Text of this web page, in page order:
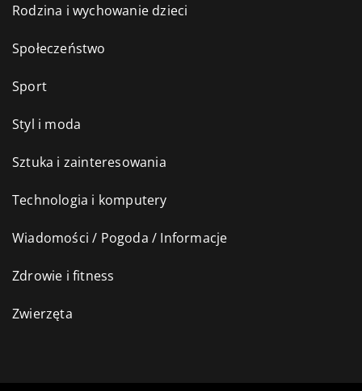
Rodzina i wychowanie dzieci
Społeczeństwo
Sport
Styl i moda
Sztuka i zainteresowania
Technologia i komputery
Wiadomości / Pogoda / Informacje
Zdrowie i fitness
Zwierzęta